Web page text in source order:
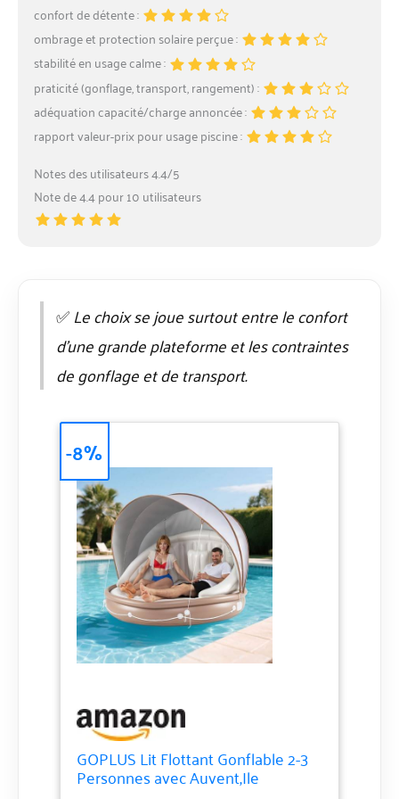
confort de détente :
ombrage et protection solaire perçue :
stabilité en usage calme :
praticité (gonflage, transport, rangement) :
adéquation capacité/charge annoncée :
rapport valeur-prix pour usage piscine :
Notes des utilisateurs 4.4/5
Note de 4.4 pour 10 utilisateurs
✅Le choix se joue surtout entre le confort
d’une grande plateforme et les contraintes
de gonflage et de transport.
GOPLUS Lit Flottant Gonflable 2-3
Personnes avec Auvent,Ile
-8%